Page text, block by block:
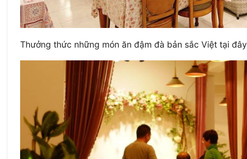
Thưởng thức những món ăn đậm đà bản sắc Việt tại đây